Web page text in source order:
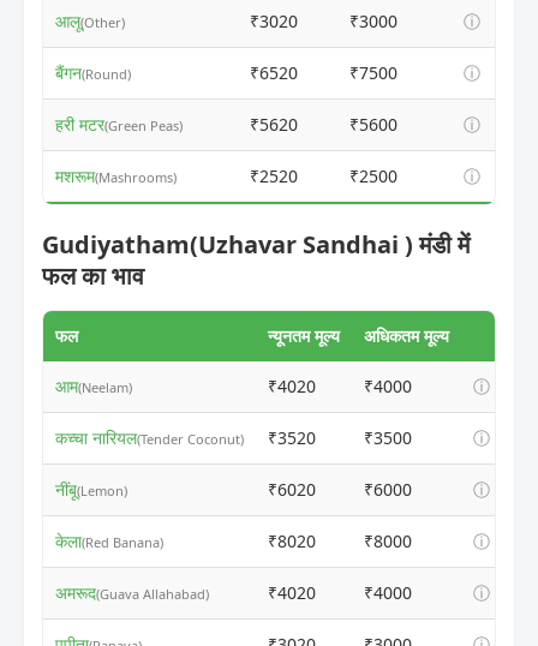
आलू(Other) ₹3020 ₹3000 ⓘ
बैंगन(Round) ₹6520 ₹7500 ⓘ
हरी मटर(Green Peas) ₹5620 ₹5600 ⓘ
मशरूम(Mashrooms) ₹2520 ₹2500 ⓘ
Gudiyatham(Uzhavar Sandhai ) मंडी में
फल का भाव
फल न्यूनतम मूल्य अधिकतम मूल्य
आम(Neelam) ₹4020 ₹4000 ⓘ
कच्चा नारियल(Tender Coconut) ₹3520 ₹3500 ⓘ
नींबू(Lemon) ₹6020 ₹6000 ⓘ
केला(Red Banana) ₹8020 ₹8000 ⓘ
अमरूद(Guava Allahabad) ₹4020 ₹4000 ⓘ